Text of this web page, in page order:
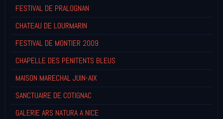
FESTIVAL DE PRALOGNAN
CHATEAU DE LOURMARIN
FESTIVAL DE MONTIER 2009
CHAPELLE DES PENITENTS BLEUS
MAISON MARECHAL JUIN-AIX
SANCTUAIRE DE COTIGNAC
GALERIE ARS NATURA A NICE